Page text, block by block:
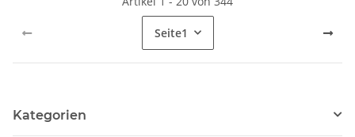
Seite1
Kategorien